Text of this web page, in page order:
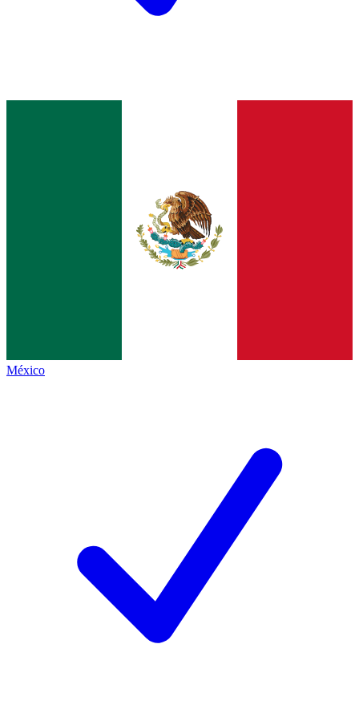
México